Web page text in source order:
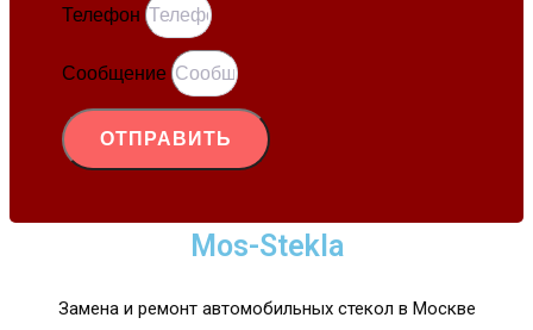
Телефон
Сообщение
ОТПРАВИТЬ
Mos-Stekla
Замена и ремонт автомобильных стекол в Москве